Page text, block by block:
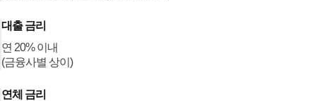
대출 금리
연 20% 이내
(금융사별 상이)
연체 금리